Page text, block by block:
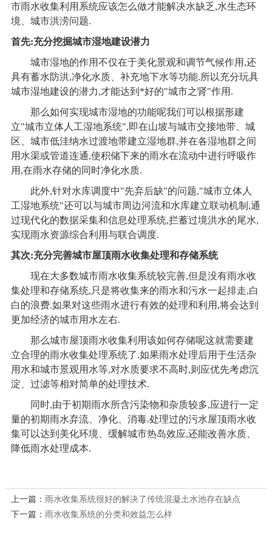
市雨水收集利用系统应该怎么做才能解决水缺乏,水生态环
境、城市洪涝问题.
首先:充分挖掘城市湿地建设潜力
城市湿地的作用不仅在于美化景观和调节气候作用,还
具有蓄水防洪,净化水质、补充地下水等功能.所以充分玩具
城市湿地建设的潜力,才能达到*好的"城市之肾"作用.
那么如何实现城市湿地的功能呢我们可以根据形建
立"城市立体人工湿地系统",即在山坡与城市交接地带、城
区、城市低洼纳水过渡地带建立湿地群,并在各湿地群之间
用水渠或管道连通,使积储下来的雨水在流动中进行呼吸作
用,在雨水存储的同时净化水质.
此外,针对水库调度中"先弃后缺"的问题,"城市立体人
工湿地系统"还可以与城市周边河流和水库建立联动机制,通
过现代化的数据采集和信息处理系统,拦蓄过境洪水的尾水,
实现雨水资源综合利用与联合调度.
其次:充分完善城市屋顶雨水收集处理和存储系统
现在大多数城市雨水收集系统较完善,但是没有雨水收
集处理和存储系统,只是将收集来的雨水和污水一起排走,白
白的浪费.如果对这些雨水进行有效的处理和利用,将会达到
更加经济的城市用水左右.
那么城市屋顶雨水收集利用该如何存储呢这就需要建
立合理的雨水收集处理系统了.如果雨水处理后用于生活杂
用水和城市景观用水等,对水质要求不高时,则应优先考虑沉
淀、过滤等相对简单的处理技术.
同时,由于初期雨水所含污染物和杂质较多,应进行一定
量的初期雨水弃流、净化、消毒.处理过的污水屋顶雨水收
集可以达到美化环境、缓解城市热岛效应,还能改善水质、
降低雨水处理成本.
上一篇： 雨水收集系统很好的解决了传统混凝土水池存在缺点
下一篇： 雨水收集系统的分类和效益怎么样